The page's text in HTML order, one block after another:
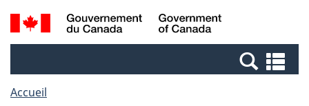
Passer
au
Passer
à
Canada
Recherche
et
et
Accueil